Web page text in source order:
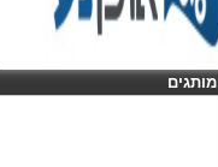
מותגים